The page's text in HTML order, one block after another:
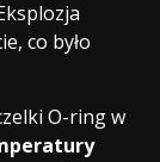
co było
O-ring w